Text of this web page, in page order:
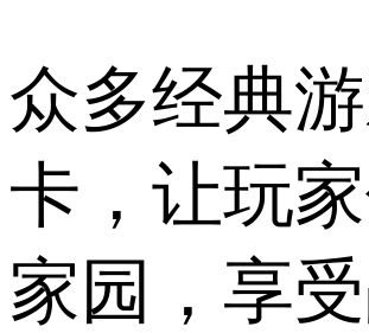
众多经典
卡，让玩
家园，享